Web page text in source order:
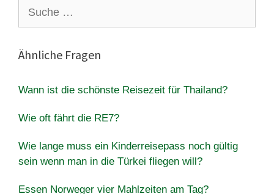
nach:
Ähnliche Fragen
Wann ist die schönste Reisezeit für Thailand?
Wie oft fährt die RE7?
Wie lange muss ein Kinderreisepass noch gültig
sein wenn man in die Türkei fliegen will?
Essen Norweger vier Mahlzeiten am Tag?